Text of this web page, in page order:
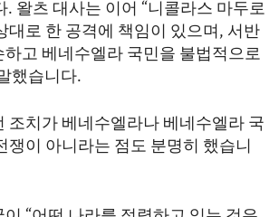
. 왈츠 대사는 이어 “니콜라스 마두로
대로 한 공격에 책임이 있으며, 서반
하고 베네수엘라 국민을 불법적으로
했습니다.
조치가 베네수엘라나 베네수엘라 국
쟁이 아니라는 점도 분명히 했습니